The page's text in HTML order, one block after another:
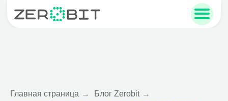
Главная страница → Блог Zerobit →